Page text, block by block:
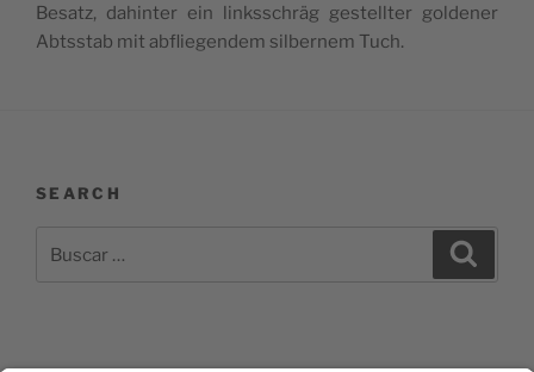
Besatz, dahin­ter ein linkss­chräg ges­tell­ter gol­de­ner
Abtss­tab mit abflie­gen­dem sil­ber­nem Tuch.
SEARCH